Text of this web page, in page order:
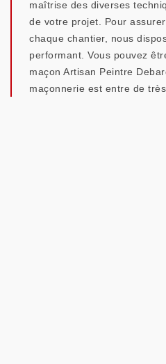
maîtrise des diverses
de votre projet. Pour
chaque chantier, nous
performant. Vous pouvez
maçon Artisan Peintre
maçonnerie est entre de